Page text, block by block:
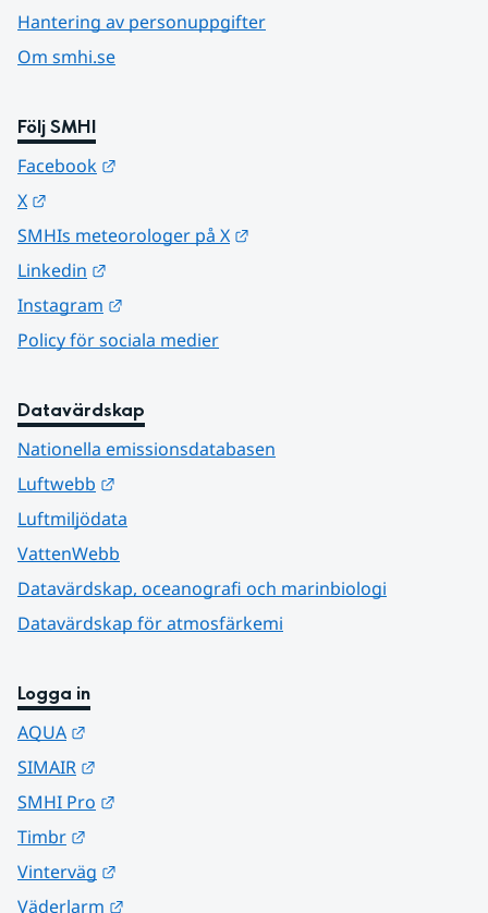
Hantering av personuppgifter
Om smhi.se
Följ SMHI
Facebook
X
SMHIs meteorologer på X
Linkedin
Instagram
Policy för sociala medier
Datavärdskap
Nationella emissionsdatabasen
Luftwebb
Luftmiljödata
VattenWebb
Datavärdskap, oceanografi och marinbiologi
Datavärdskap för atmosfärkemi
Logga in
AQUA
SIMAIR
SMHI Pro
Timbr
Vinterväg
Väderlarm